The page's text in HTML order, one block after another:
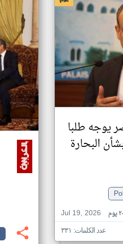
يوجه طلبا
البحارة
Jul 19, 2026
عدد الكلمات: ٣٣١